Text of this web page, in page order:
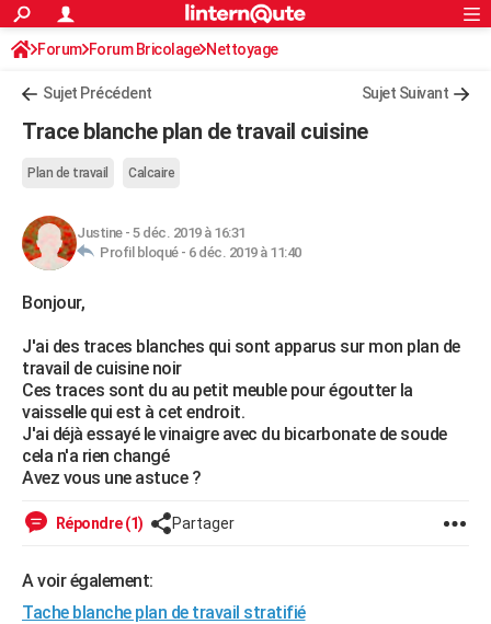
ACTUALITÉS
Politique
Société
Faits Divers
Education
Monde
Villes
+
Essais
Réserver un essai
Citadines
Berlines
SUV
Forum auto
+HIGH-TECH
BRICOLAGE
WEEK-END
Guides de France
Escapades
Patrimoine
Expositions
Musées
Week-end nature
+LIFESTYLE
Art de vivre
Bien-être
Loisirs
Mode
Modes de vie
SANTE
Alimentation
Guide de la santé
Maladies
Médicaments
Sommeil
VOYAGE
Destinations
City break
Voyage nature
Voyage de noces
Forum
Climat
PHOTO
BONS PLANS
S'inscrire
Connexion
Forum Forum Bricolage Nettoyage
Sujet Précédent Sujet Suivant
Trace blanche plan de travail cuisine
Plan de travail Calcaire
Justine- 5 déc. 2019 à 16:31
Profil bloqué - 6 déc. 2019 à 11:40
Bonjour,
J'ai des traces blanches qui sont apparus sur mon plan de
travail de cuisine noir
Ces traces sont du au petit meuble pour égoutter la
vaisselle qui est à cet endroit.
J'ai déjà essayé le vinaigre avec du bicarbonate de soude
cela n'a rien changé
Avez vous une astuce ?
Répondre (1) Partager
A voir également:
Tache blanche plan de travail stratifié